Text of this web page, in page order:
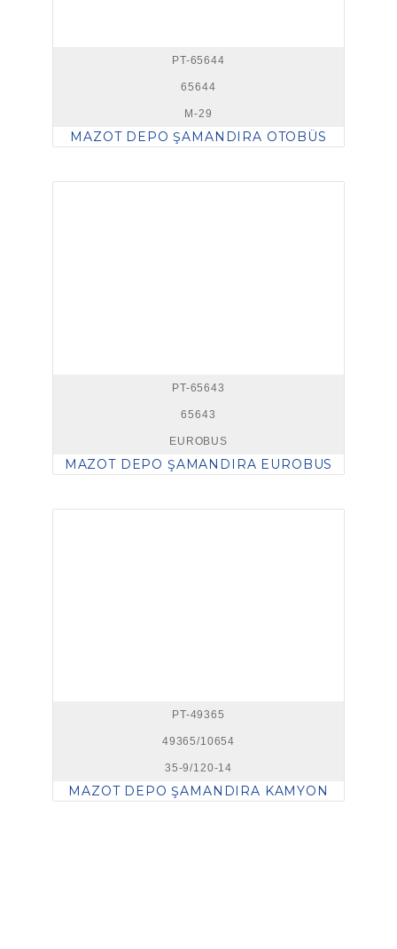
PT-65644
65644
M-29
MAZOT DEPO ŞAMANDIRA OTOBÜS
PT-65643
65643
EUROBUS
MAZOT DEPO ŞAMANDIRA EUROBUS
PT-49365
49365/10654
35-9/120-14
MAZOT DEPO ŞAMANDIRA KAMYON